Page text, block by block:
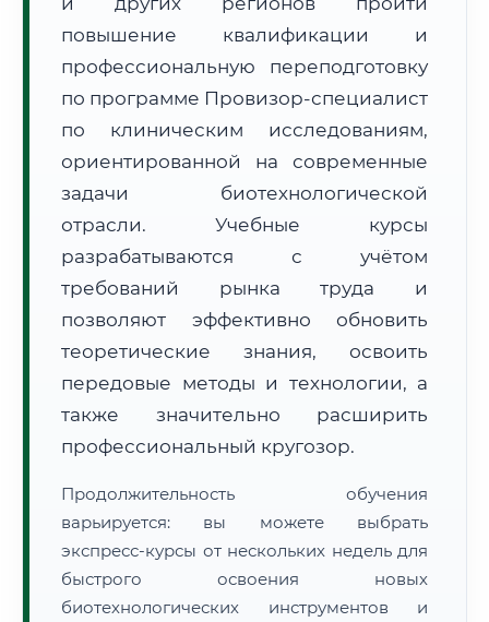
Расчет логистики оригиналов:
• Маршрут транзита:~1 113 км
• Экспресс-доставка СДЭК / Почтой:
📜 Документы и аккредитация ФИС ФРДО
повышение квалификации и
профессиональную переподготовку
по программе Провизор-специалист
по клиническим исследованиям,
ориентированной на современные
задачи биотехнологической
отрасли. Учебные курсы
разрабатываются с учётом
требований рынка труда и
позволяют эффективно обновить
теоретические знания, освоить
передовые методы и технологии, а
также значительно расширить
профессиональный кругозор.
Продолжительность обучения
варьируется: вы можете выбрать
экспресс-курсы от нескольких недель для
быстрого освоения новых
биотехнологических инструментов и